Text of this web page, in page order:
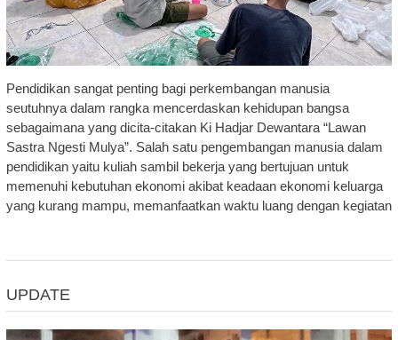
Pendidikan sangat penting bagi perkembangan manusia
seutuhnya dalam rangka mencerdaskan kehidupan bangsa
sebagaimana yang dicita-citakan Ki Hadjar Dewantara “Lawan
Sastra Ngesti Mulya”. Salah satu pengembangan manusia dalam
pendidikan yaitu kuliah sambil bekerja yang bertujuan untuk
memenuhi kebutuhan ekonomi akibat keadaan ekonomi keluarga
yang kurang mampu, memanfaatkan waktu luang dengan kegiatan
UPDATE